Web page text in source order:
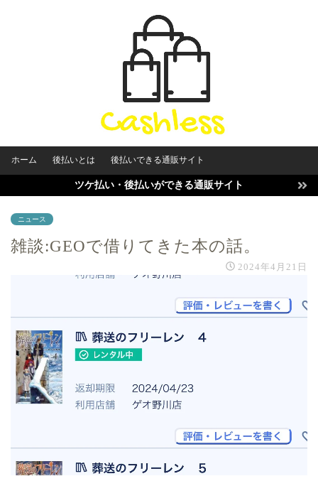
ホーム 後払いとは 後払いできる通販サイト
ツケ払い・後払いができる通販サイト
ニュース
雑談:GEOで借りてきた本の話。
2024年4月21日